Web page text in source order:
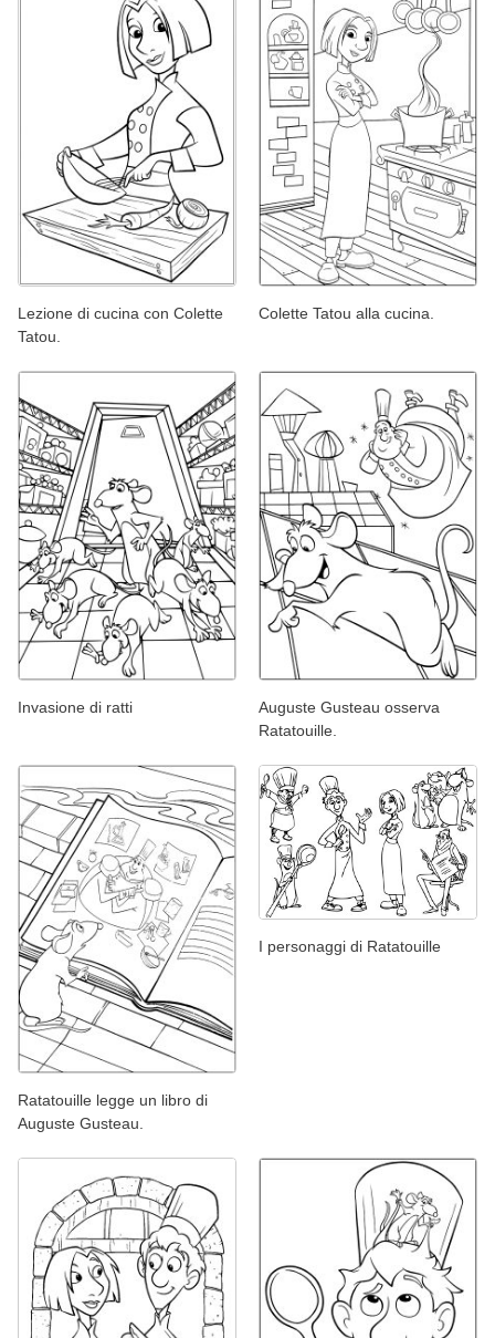
Lezione di cucina con Colette
Tatou.
Colette Tatou alla cucina.
Invasione di ratti
Auguste Gusteau osserva
Ratatouille.
Ratatouille legge un libro di
Auguste Gusteau.
I personaggi di Ratatouille